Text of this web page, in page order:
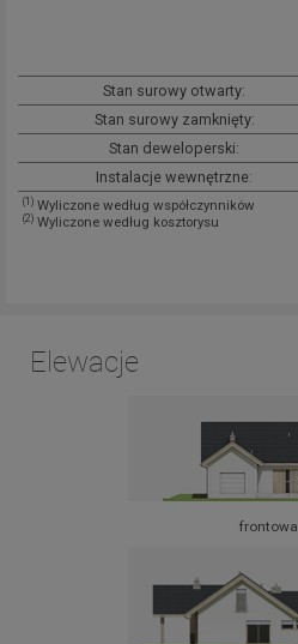
Stan surowy otwarty:
Stan surowy zamknięty:
Stan deweloperski:
Instalacje wewnętrzne:
(1) Wyliczone według współczynników
(2) Wyliczone według kosztorysu
Elewacje
frontowa